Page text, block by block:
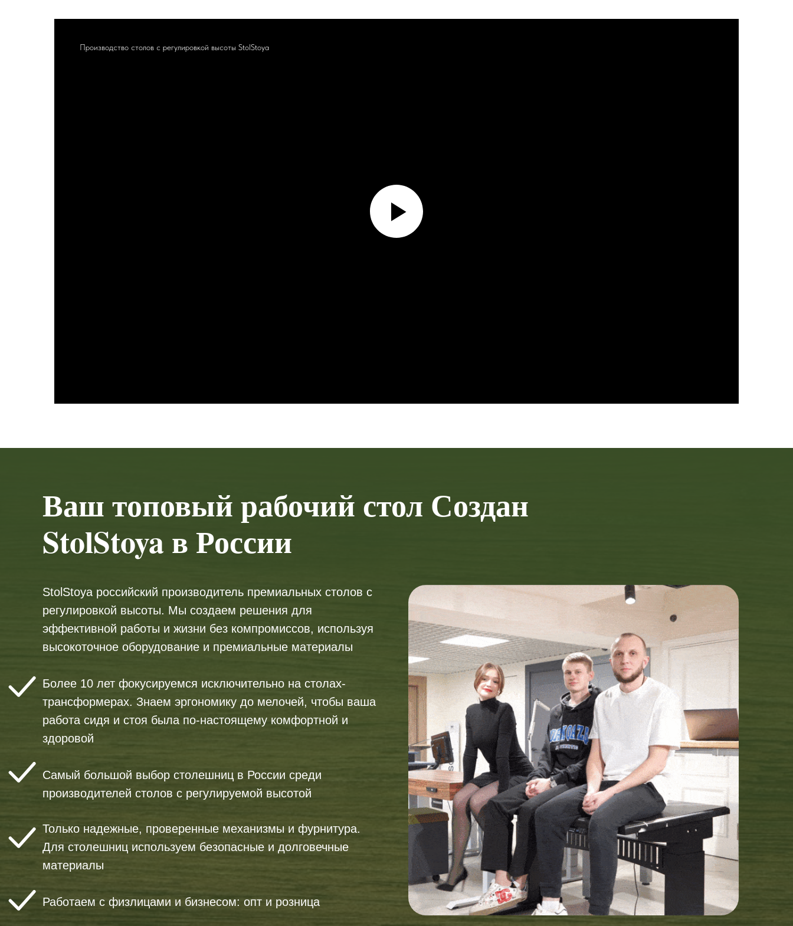
Производство столов с регулировкой высоты StolStoya
Только надежные, проверенные механизмы и фурнитура.
Для столешниц используем безопасные и долговечные
материалы
Работаем с физлицами и бизнесом: опт и розница
StolStoya российский производитель премиальных столов с
регулировкой высоты. Мы создаем решения для
эффективной работы и жизни без компромиссов, используя
высокоточное оборудование и премиальные материалы
Более 10 лет фокусируемся исключительно на столах-
трансформерах. Знаем эргономику до мелочей, чтобы ваша
работа сидя и стоя была по-настоящему комфортной и
здоровой
Самый большой выбор столешниц в России среди
производителей столов с регулируемой высотой
Ваш топовый рабочий стол Создан
StolStoya в России